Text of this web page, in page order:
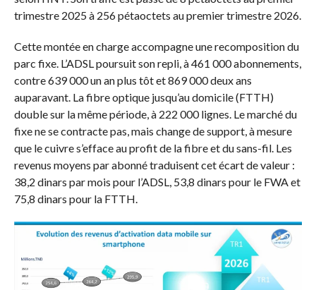
trimestre 2025 à 256 pétaoctets au premier trimestre 2026.
Cette montée en charge accompagne une recomposition du
parc fixe. L’ADSL poursuit son repli, à 461 000 abonnements,
contre 639 000 un an plus tôt et 869 000 deux ans
auparavant. La fibre optique jusqu’au domicile (FTTH)
double sur la même période, à 222 000 lignes. Le marché du
fixe ne se contracte pas, mais change de support, à mesure
que le cuivre s’efface au profit de la fibre et du sans-fil. Les
revenus moyens par abonné traduisent cet écart de valeur :
38,2 dinars par mois pour l’ADSL, 53,8 dinars pour le FWA et
75,8 dinars pour la FTTH.